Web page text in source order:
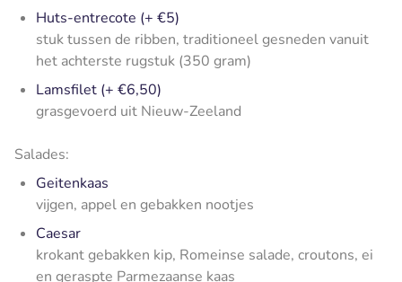
Huts-entrecote (+ €5)
stuk tussen de ribben, traditioneel gesneden vanuit
het achterste rugstuk (350 gram)
Lamsfilet (+ €6,50)
grasgevoerd uit Nieuw-Zeeland
Salades:
Geitenkaas
vijgen, appel en gebakken nootjes
Caesar
krokant gebakken kip, Romeinse salade, croutons, ei
en geraspte Parmezaanse kaas